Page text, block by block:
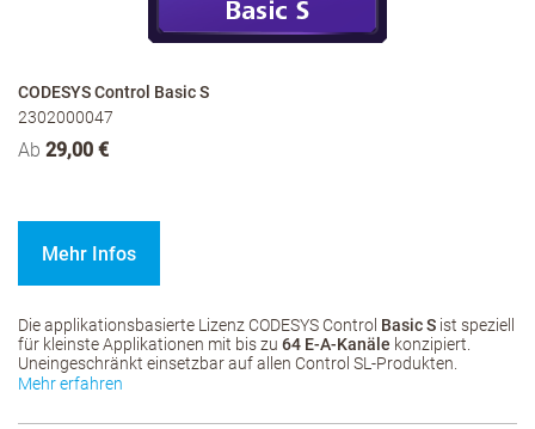
CODESYS Control Basic S
2302000047
Ab 29,00 €
Mehr Infos
Die applikationsbasierte Lizenz CODESYS Control Basic S ist speziell
für kleinste Applikationen mit bis zu 64 E-A-Kanäle konzipiert.
Uneingeschränkt einsetzbar auf allen Control SL-Produkten.
Mehr erfahren